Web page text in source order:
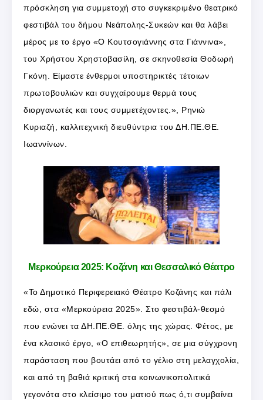
πρόσκληση για συμμετοχή στο συγκεκριμένο θεατρικό
φεστιβάλ του δήμου Νεάπολης-Συκεών και θα λάβει
μέρος με το έργο «Ο Κουτσογιάννης στα Γιάννινα»,
του Χρήστου Χρηστοβασίλη, σε σκηνοθεσία Θοδωρή
Γκόνη. Είμαστε ένθερμοι υποστηρικτές τέτοιων
πρωτοβουλιών και συγχαίρουμε θερμά τους
διοργανωτές και τους συμμετέχοντες.», Ρηνιώ
Κυριαζή, καλλιτεχνική διευθύντρια του ΔΗ.ΠΕ.ΘΕ.
Ιωαννίνων.
Μερκούρεια 2025: Κοζάνη και Θεσσαλικό Θέατρο
«Το Δημοτικό Περιφερειακό Θέατρο Κοζάνης και πάλι
εδώ, στα «Μερκούρεια 2025». Στο φεστιβάλ-θεσμό
που ενώνει τα ΔΗ.ΠΕ.ΘΕ. όλης της χώρας. Φέτος, με
ένα κλασικό έργο, «Ο επιθεωρητής», σε μια σύγχρονη
παράσταση που βουτάει από το γέλιο στη μελαγχολία,
και από τη βαθιά κριτική στα κοινωνικοπολιτικά
γεγονότα στο κλείσιμο του ματιού πως ό,τι συμβαίνει